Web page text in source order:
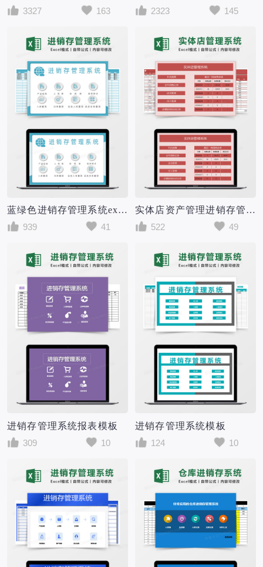
3327
163
2323
145
蓝绿色进销存管理系统excel模板
939
41
实体店资产管理进销存管理系统Excel模板
522
49
进销存管理系统报表模板
309
10
进销存管理系统模板
124
10